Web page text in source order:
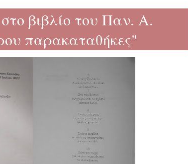
βιβλίο του Παν. Α.
παρακαταθήκες"